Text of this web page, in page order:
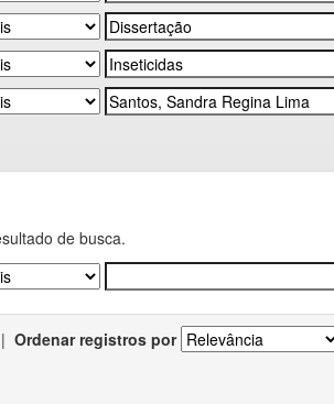
de busca.
| Ordenar registros por